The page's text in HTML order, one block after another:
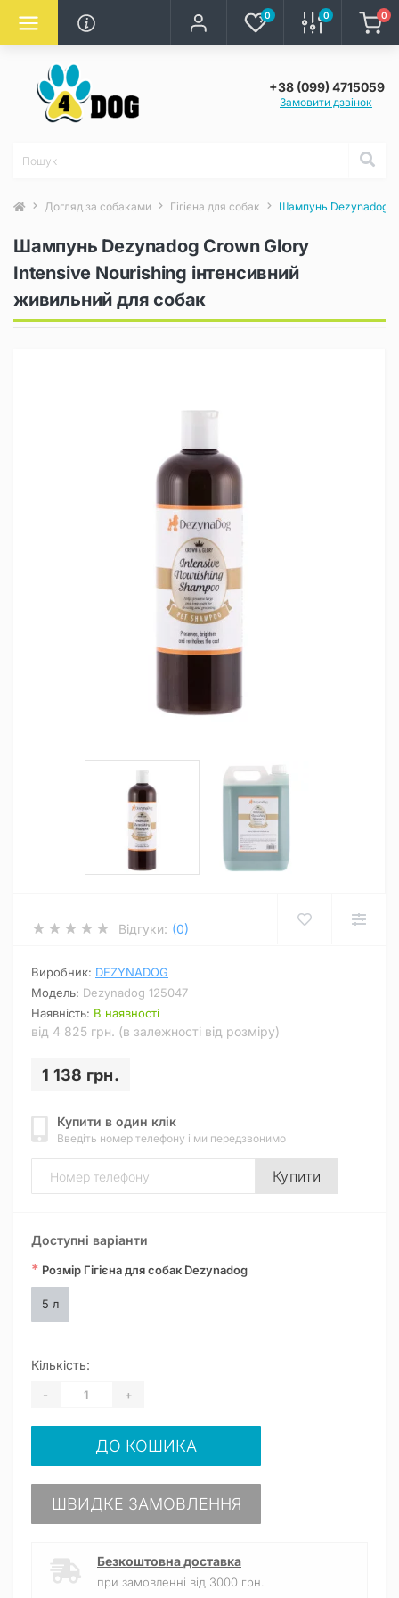
0 0 0
+38 (099) 4715059
Замовити дзвінок
Догляд за собаками Гігієна для собак Шампунь Dezynadog
Шампунь Dezynadog Crown Glory
Intensive Nourishing інтенсивний
живильний для собак
Відгуки: (0)
Виробник: DEZYNADOG
Модель: Dezynadog 125047
Наявність: В наявності
від 4 825 грн. (в залежності від розміру)
1 138 грн.
Купити в один клік
Введіть номер телефону і ми передзвонимо
Купити
Доступні варіанти
* Розмір Гігієна для собак Dezynadog
5 л
Кількість:
- +
ДО КОШИКА
ШВИДКЕ ЗАМОВЛЕННЯ
Безкоштовна доставка
при замовленні від 3000 грн.